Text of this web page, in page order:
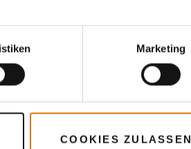
Marketing
COOKIES ZULASSEN